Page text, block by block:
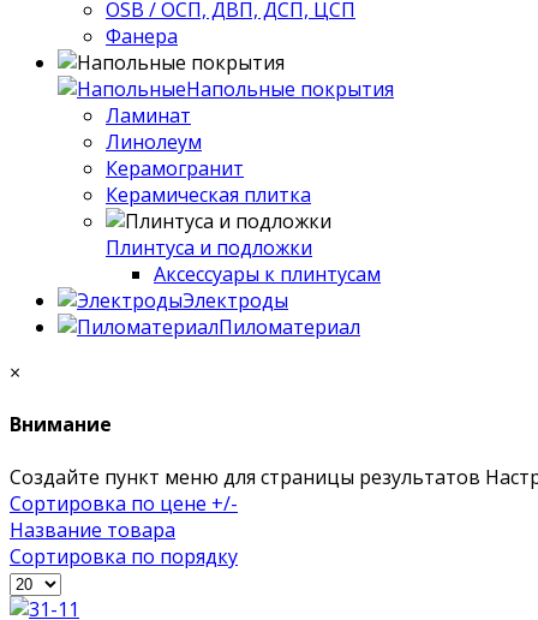
OSB / ОСП, ДВП, ДСП, ЦСП
Фанера
Напольные покрытия
Ламинат
Линолеум
Керамогранит
Керамическая плитка
Плинтуса и подложки
Аксессуары к плинтусам
Электроды
Пиломатериал
×
Внимание
Создайте пункт меню для страницы результатов
Сортировка по цене +/-
Название товара
Сортировка по порядку